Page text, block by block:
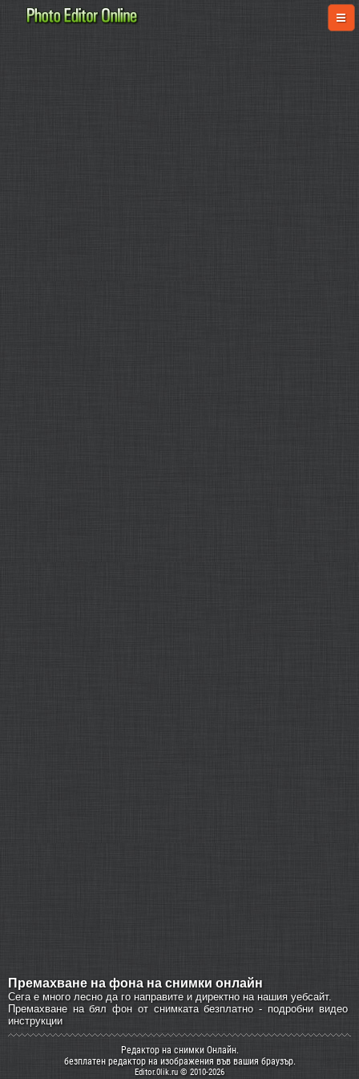
Премахване на фона на снимки онлайн
Сега е много лесно да го направите и директно на нашия уебсайт.
Премахване на бял фон от снимката безплатно - подробни видео
инструкции
Редактор на снимки Онлайн.
безплатен редактор на изображения във вашия браузър.
Editor.0lik.ru © 2010-2026